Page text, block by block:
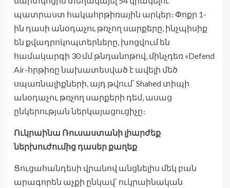
պատրաստ հակահրթիռային արկեր։ Փոքր 1-
ին դասի անօդաչու թռչող սարքերը, ինչպիսիք
են քվադրոկոպտերները, խոցվում են
համակարգի 30 մմ թնդանոթով, մինչդեռ «Defend
Air-հրթիռը նախատեսված է ավելի մեծ
սպառնալիքների, այդ թվում՝ Shahed տիպի
անօդաչու թռչող սարքերի դեմ, ասաց
ընկերության ներկայացուցիչը։
Ուկրաինա Ռուսաստանի լիարժեք
ներխուժումից դասեր քաղեք
Ցուցահանդեսի վրանով անցնելիս մեկ բան
արագորեն աչքի ընկավ՝ ուկրաինական